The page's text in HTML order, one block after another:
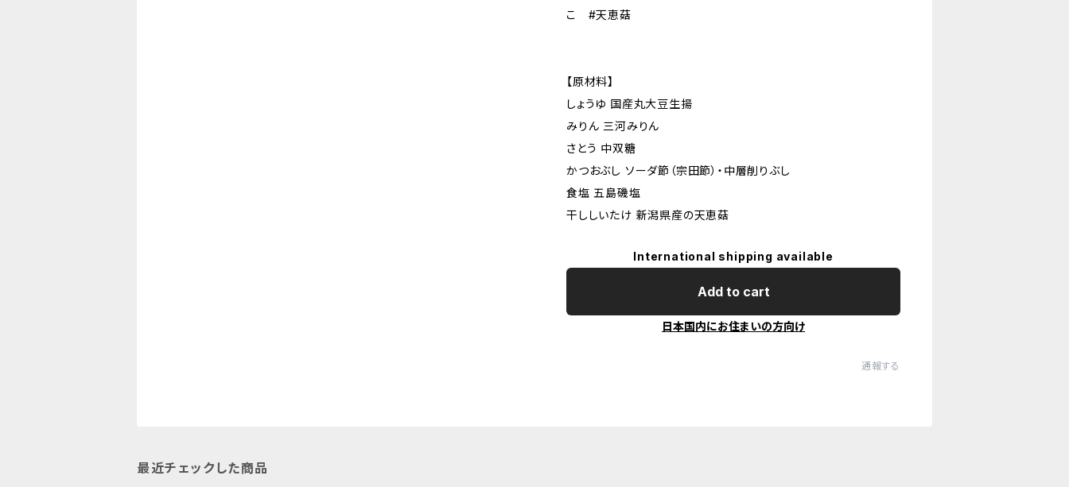
こ #天恵菇
【原材料】
しょうゆ 国産丸大豆生揚
みりん 三河みりん
さとう 中双糖
かつおぶし ソーダ節（宗田節）・中層削りぶし
食塩 五島磯塩
干ししいたけ 新潟県産の天恵菇
International shipping available
Add to cart
日本国内にお住まいの方向け
通報する
最近チェックした商品